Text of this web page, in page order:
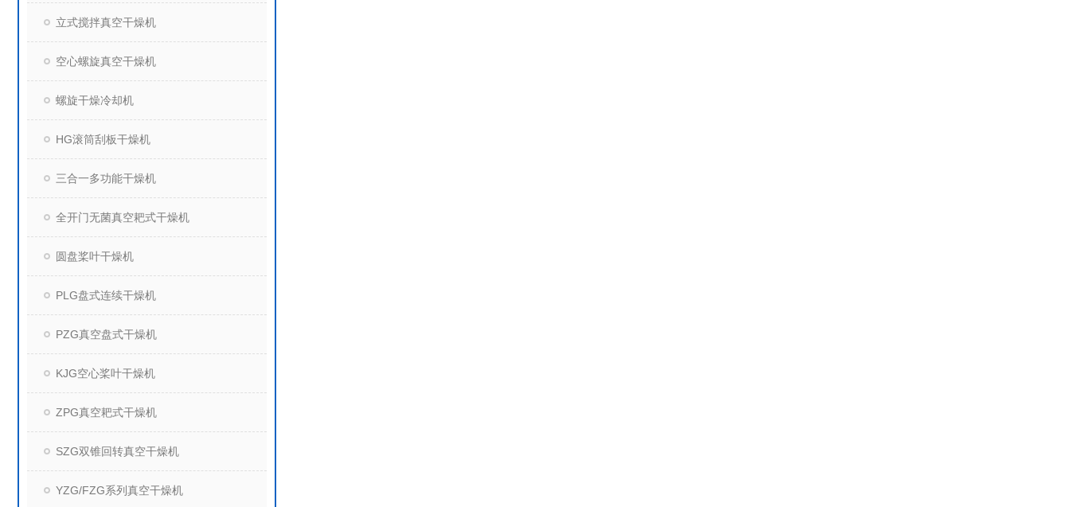
立式搅拌真空干燥机
空心螺旋真空干燥机
螺旋干燥冷却机
HG滚筒刮板干燥机
三合一多功能干燥机
全开门无菌真空耙式干燥机
圆盘桨叶干燥机
PLG盘式连续干燥机
PZG真空盘式干燥机
KJG空心桨叶干燥机
ZPG真空耙式干燥机
SZG双锥回转真空干燥机
YZG/FZG系列真空干燥机